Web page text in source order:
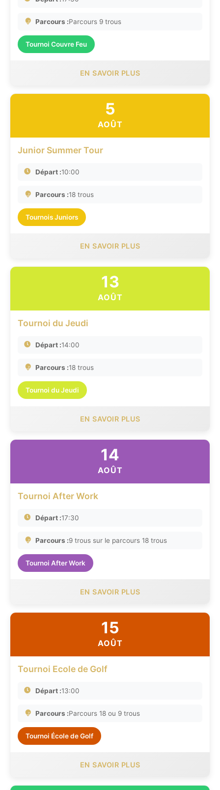
Parcours :Parcours 9 trous
Tournoi Couvre Feu
EN SAVOIR PLUS
5
AOÛT
Junior Summer Tour
Départ :10:00
Parcours :18 trous
Tournois Juniors
EN SAVOIR PLUS
13
AOÛT
Tournoi du Jeudi
Départ :14:00
Parcours :18 trous
Tournoi du Jeudi
EN SAVOIR PLUS
14
AOÛT
Tournoi After Work
Départ :17:30
Parcours :9 trous sur le parcours 18 trous
Tournoi After Work
EN SAVOIR PLUS
15
AOÛT
Tournoi Ecole de Golf
Départ :13:00
Parcours :Parcours 18 ou 9 trous
Tournoi École de Golf
EN SAVOIR PLUS